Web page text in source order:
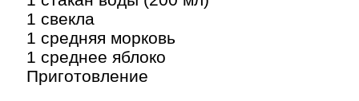
1 свекла
1 средняя морковь
1 среднее яблоко
Приготовление